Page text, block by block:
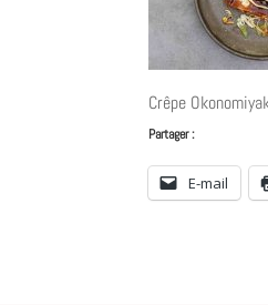
Crêpe
Partager :
E-mail